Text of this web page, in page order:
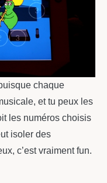
chaque
et tu peux les
les numéros choisis
isoler des
c’est vraiment fun.